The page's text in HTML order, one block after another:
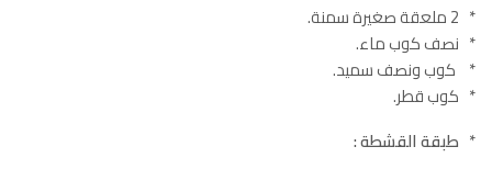
* 2 ملعقة صغيرة سمنة.
* نصف كوب ماء.
* كوب ونصف سميد.
* كوب قطر.
* طبقة القشطة :